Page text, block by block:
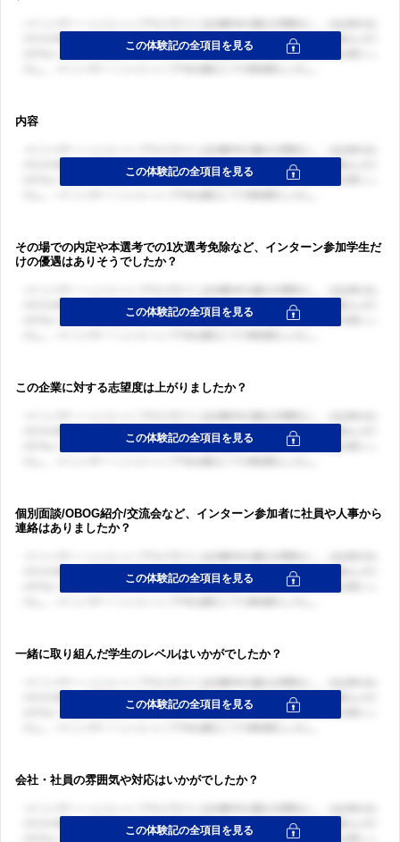
内容
その場での内定や本選考での1次選考免除など、インターン参加学生だ
けの優遇はありそうでしたか？
この企業に対する志望度は上がりましたか？
個別面談/OBOG紹介/交流会など、インターン参加者に社員や人事から
連絡はありましたか？
一緒に取り組んだ学生のレベルはいかがでしたか？
会社・社員の雰囲気や対応はいかがでしたか？